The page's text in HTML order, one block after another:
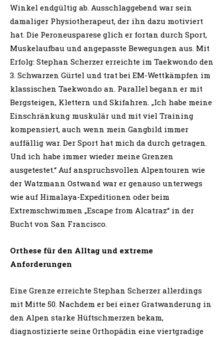
Winkel endgültig ab. Ausschlaggebend war sein
damaliger Physiotherapeut, der ihn dazu motiviert
hat. Die Peroneusparese glich er fortan durch Sport,
Muskelaufbau und angepasste Bewegungen aus. Mit
Erfolg: Stephan Scherzer erreichte im Taekwondo den
3. Schwarzen Gürtel und trat bei EM-Wettkämpfen im
klassischen Taekwondo an. Parallel begann er mit
Bergsteigen, Klettern und Skifahren. „Ich habe meine
Einschränkung muskulär und mit viel Training
kompensiert, auch wenn mein Gangbild immer
auffällig war. Der Sport hat mich da durch getragen.
Und ich habe immer wieder meine Grenzen
ausgetestet.“ Auf anspruchsvollen Alpentouren wie
der Watzmann Ostwand war er genauso unterwegs
wie auf Himalaya-Expeditionen oder beim
Extremschwimmen „Escape from Alcatraz“ in der
Bucht von San Francisco.
Orthese für den Alltag und extreme
Anforderungen
Eine Grenze erreichte Stephan Scherzer allerdings
mit Mitte 50. Nachdem er bei einer Gratwanderung in
den Alpen starke Hüftschmerzen bekam,
diagnostizierte seine Orthopädin eine viertgradige